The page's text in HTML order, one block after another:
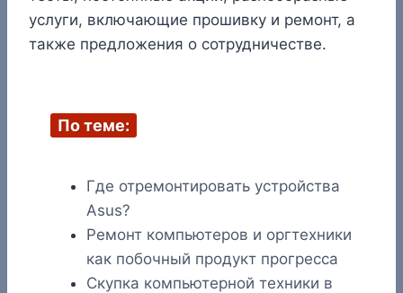
услуги, включающие прошивку и ремонт, а
также предложения о сотрудничестве.
По теме:
Где отремонтировать устройства
Asus?
Ремонт компьютеров и оргтехники
как побочный продукт прогресса
Скупка компьютерной техники в